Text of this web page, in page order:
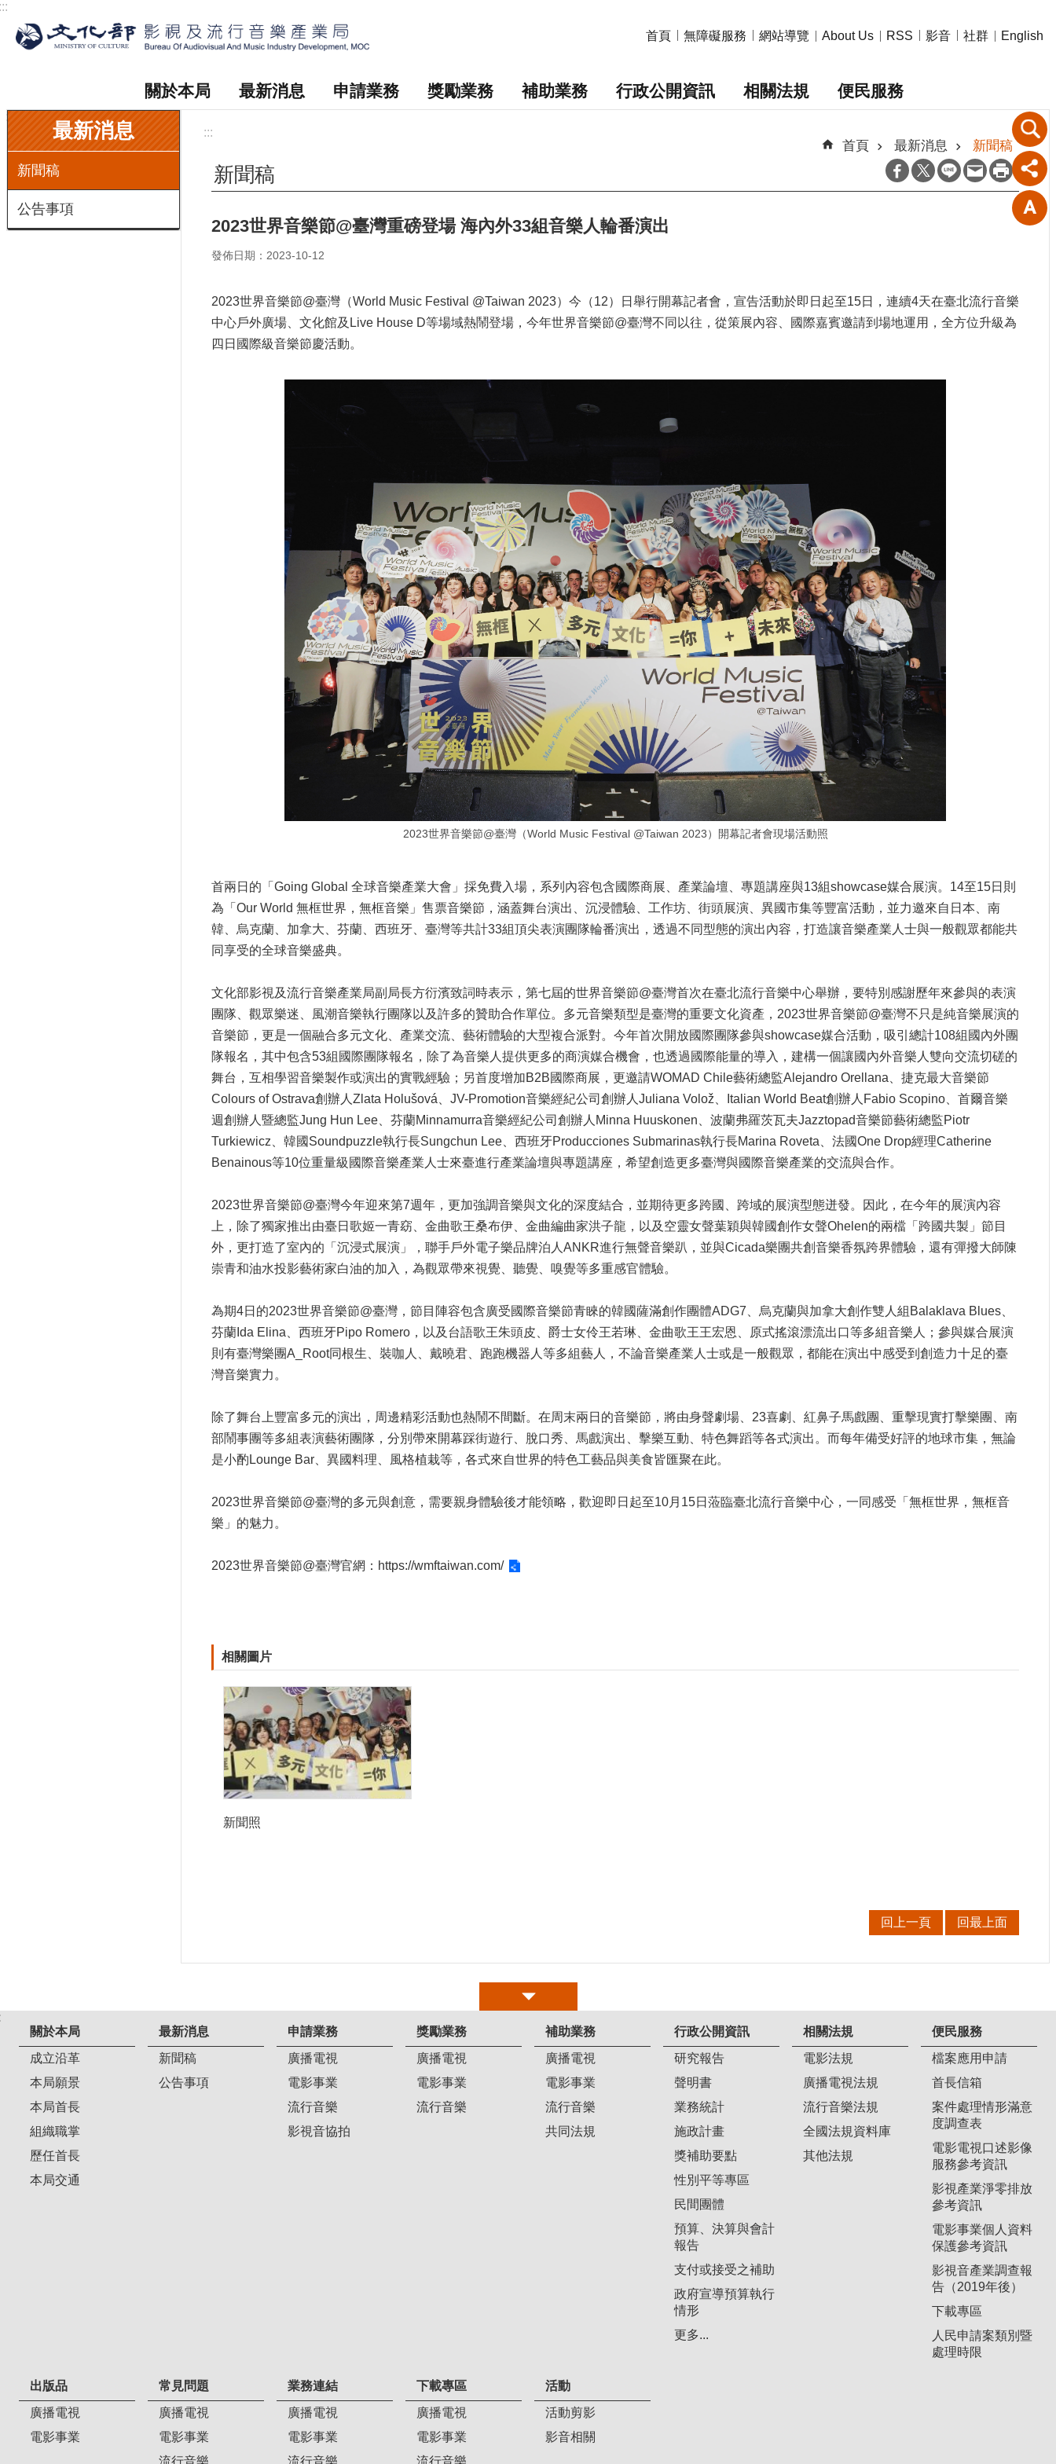
首頁 無障礙服務 網站導覽 About Us RSS 影音 社群 English
關於本局 最新消息 申請業務 獎勵業務 補助業務 行政公開資訊 相關法規 便民服務
:::
最新消息
新聞稿
公告事項
:::
首頁 最新消息 新聞稿
新聞稿
2023世界音樂節@臺灣重磅登場 海內外33組音樂人輪番演出
發佈日期：2023-10-12
2023世界音樂節@臺灣（World Music Festival @Taiwan 2023）今（12）日舉行開幕記者會，宣告活動於即日起至15日，連續4天在臺北流行音樂
中心戶外廣場、文化館及Live House D等場域熱鬧登場，今年世界音樂節@臺灣不同以往，從策展內容、國際嘉賓邀請到場地運用，全方位升級為
四日國際級音樂節慶活動。
2023世界音樂節@臺灣（World Music Festival @Taiwan 2023）開幕記者會現場活動照
首兩日的「Going Global 全球音樂產業大會」採免費入場，系列內容包含國際商展、產業論壇、專題講座與13組showcase媒合展演。14至15日則
為「Our World 無框世界，無框音樂」售票音樂節，涵蓋舞台演出、沉浸體驗、工作坊、街頭展演、異國市集等豐富活動，並力邀來自日本、南
韓、烏克蘭、加拿大、芬蘭、西班牙、臺灣等共計33組頂尖表演團隊輪番演出，透過不同型態的演出內容，打造讓音樂產業人士與一般觀眾都能共
同享受的全球音樂盛典。
文化部影視及流行音樂產業局副局長方衍濱致詞時表示，第七屆的世界音樂節@臺灣首次在臺北流行音樂中心舉辦，要特別感謝歷年來參與的表演
團隊、觀眾樂迷、風潮音樂執行團隊以及許多的贊助合作單位。多元音樂類型是臺灣的重要文化資產，2023世界音樂節@臺灣不只是純音樂展演的
音樂節，更是一個融合多元文化、產業交流、藝術體驗的大型複合派對。今年首次開放國際團隊參與showcase媒合活動，吸引總計108組國內外團
隊報名，其中包含53組國際團隊報名，除了為音樂人提供更多的商演媒合機會，也透過國際能量的導入，建構一個讓國內外音樂人雙向交流切磋的
舞台，互相學習音樂製作或演出的實戰經驗；另首度增加B2B國際商展，更邀請WOMAD Chile藝術總監Alejandro Orellana、捷克最大音樂節
Colours of Ostrava創辦人Zlata Holušová、JV-Promotion音樂經紀公司創辦人Juliana Volož、Italian World Beat創辦人Fabio Scopino、首爾音樂
週創辦人暨總監Jung Hun Lee、芬蘭Minnamurra音樂經紀公司創辦人Minna Huuskonen、波蘭弗羅茨瓦夫Jazztopad音樂節藝術總監Piotr
Turkiewicz、韓國Soundpuzzle執行長Sungchun Lee、西班牙Producciones Submarinas執行長Marina Roveta、法國One Drop經理Catherine
Benainous等10位重量級國際音樂產業人士來臺進行產業論壇與專題講座，希望創造更多臺灣與國際音樂產業的交流與合作。
2023世界音樂節@臺灣今年迎來第7週年，更加強調音樂與文化的深度結合，並期待更多跨國、跨域的展演型態迸發。因此，在今年的展演內容
上，除了獨家推出由臺日歌姬一青窈、金曲歌王桑布伊、金曲編曲家洪子龍，以及空靈女聲葉穎與韓國創作女聲Ohelen的兩檔「跨國共製」節目
外，更打造了室內的「沉浸式展演」，聯手戶外電子樂品牌泊人ANKR進行無聲音樂趴，並與Cicada樂團共創音樂香氛跨界體驗，還有彈撥大師陳
崇青和油水投影藝術家白油的加入，為觀眾帶來視覺、聽覺、嗅覺等多重感官體驗。
為期4日的2023世界音樂節@臺灣，節目陣容包含廣受國際音樂節青睞的韓國薩滿創作團體ADG7、烏克蘭與加拿大創作雙人組Balaklava Blues、
芬蘭Ida Elina、西班牙Pipo Romero，以及台語歌王朱頭皮、爵士女伶王若琳、金曲歌王王宏恩、原式搖滾漂流出口等多組音樂人；參與媒合展演
則有臺灣樂團A_Root同根生、裝咖人、戴曉君、跑跑機器人等多組藝人，不論音樂產業人士或是一般觀眾，都能在演出中感受到創造力十足的臺
灣音樂實力。
除了舞台上豐富多元的演出，周邊精彩活動也熱鬧不間斷。在周末兩日的音樂節，將由身聲劇場、23喜劇、紅鼻子馬戲團、重擊現實打擊樂團、南
部鬧事團等多組表演藝術團隊，分別帶來開幕踩街遊行、脫口秀、馬戲演出、擊樂互動、特色舞蹈等各式演出。而每年備受好評的地球市集，無論
是小酌Lounge Bar、異國料理、風格植栽等，各式來自世界的特色工藝品與美食皆匯聚在此。
2023世界音樂節@臺灣的多元與創意，需要親身體驗後才能領略，歡迎即日起至10月15日蒞臨臺北流行音樂中心，一同感受「無框世界，無框音
樂」的魅力。
2023世界音樂節@臺灣官網： https://wmftaiwan.com/
相關圖片
新聞照
回上一頁 回最上面
關於本局
成立沿革
本局願景
本局首長
組織職掌
歷任首長
本局交通
最新消息
新聞稿
公告事項
申請業務
廣播電視
電影事業
流行音樂
影視音協拍
獎勵業務
廣播電視
電影事業
流行音樂
補助業務
廣播電視
電影事業
流行音樂
共同法規
行政公開資訊
研究報告
聲明書
業務統計
施政計畫
獎補助要點
性別平等專區
民間團體
預算、決算與會計
報告
支付或接受之補助
政府宣導預算執行
情形
更多...
相關法規
電影法規
廣播電視法規
流行音樂法規
全國法規資料庫
其他法規
便民服務
檔案應用申請
首長信箱
案件處理情形滿意
度調查表
電影電視口述影像
服務參考資訊
影視產業淨零排放
參考資訊
電影事業個人資料
保護參考資訊
影視音產業調查報
告（2019年後）
下載專區
人民申請案類別暨
處理時限
出版品
廣播電視
電影事業
常見問題
廣播電視
電影事業
流行音樂
業務連結
廣播電視
電影事業
流行音樂
下載專區
廣播電視
電影事業
流行音樂
活動
活動剪影
影音相關